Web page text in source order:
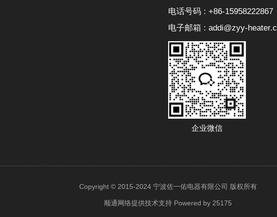
电话号码 : +86-15958222867
电子邮箱 : addi@zyy-
企业微信
Copyright © 2015-2024 宁波佐一佑电器有限公司 版权所有
顺通网络提供技术支持 Powered by 25175